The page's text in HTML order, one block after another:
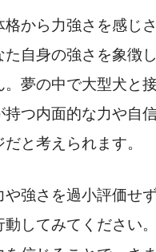
格から力強さを感じ
た自身の強さを象徴
。夢の中で大型犬と
持つ内面的な力や自
と考えられます。
や強さを過小評価せ
動してみてください